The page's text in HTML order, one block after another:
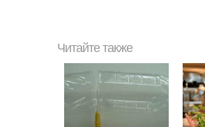
Читайте также